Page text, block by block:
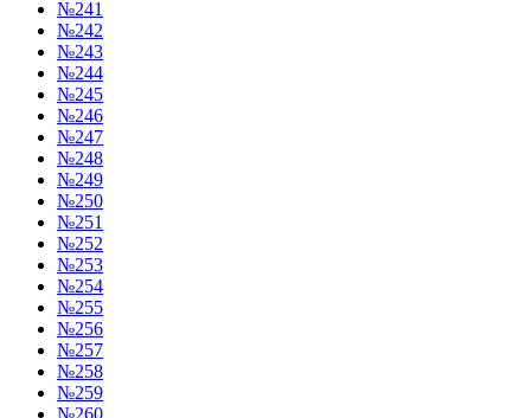
№241
№242
№243
№244
№245
№246
№247
№248
№249
№250
№251
№252
№253
№254
№255
№256
№257
№258
№259
№260